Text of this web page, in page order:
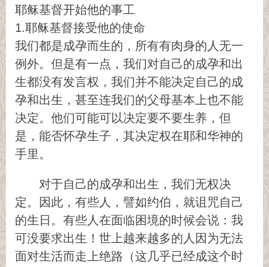
耶稣基督开始他的事工
1.耶稣基督接受他的使命
我们都是成孕而生的，所有有肉身的人无一
例外。但是有一点，我们对自己的成孕和出
生都没有发言权，我们并不能决定自己的成
孕和出生，甚至连我们的父母基本上也不能
决定。他们可能可以决定要不要生养，但
是，能否怀孕生子，其决定权在耶和华神的
手里。
对于自己的成孕和出生，我们无权决
定。因此，有些人，譬如约伯，就诅咒自己
的生日。有些人在面临困境的时候会说：我
可没要求出生！世上越来越多的人因为无法
面对生活而走上绝路（这几乎已经成这个时